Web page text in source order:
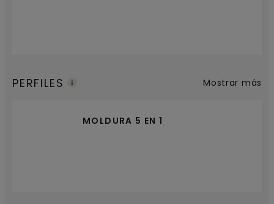
PERFILES
MOLDURA 5 EN 1
Mostrar más